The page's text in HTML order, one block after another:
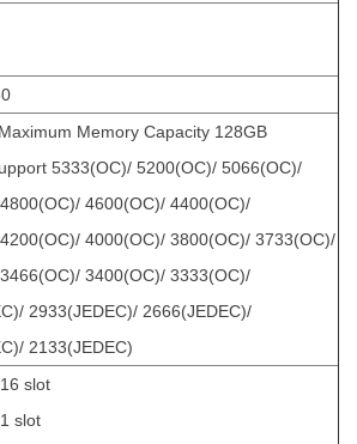
Memory Capacity 128GB
5333(OC)/ 5200(OC)/ 5066(OC)/
4600(OC)/ 4400(OC)/
4000(OC)/ 3800(OC)/ 3733(OC)/
3400(OC)/ 3333(OC)/
2933(JEDEC)/ 2666(JEDEC)/
2133(JEDEC)
slot
slot